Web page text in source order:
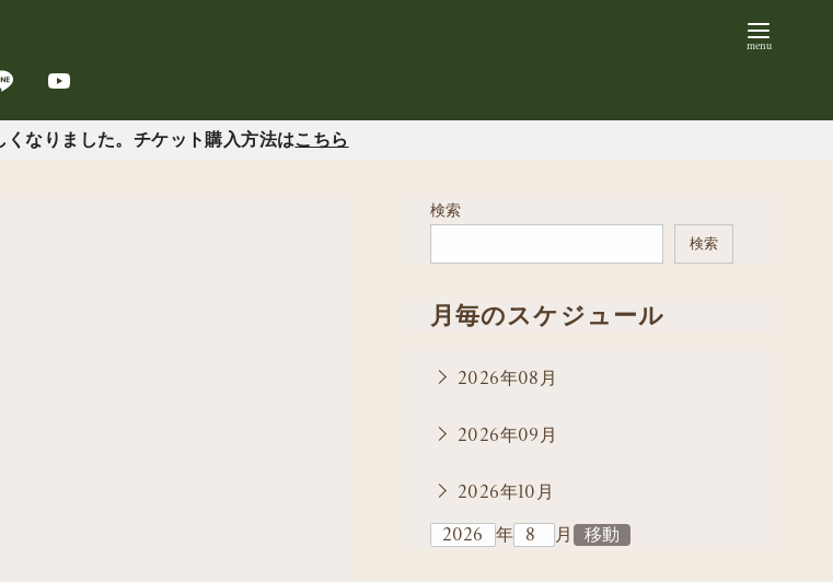
なりました。チケット購入方法はこちら
検索
検索
月毎のスケジュール
2026年08月
2026年09月
2026年10月
年
月